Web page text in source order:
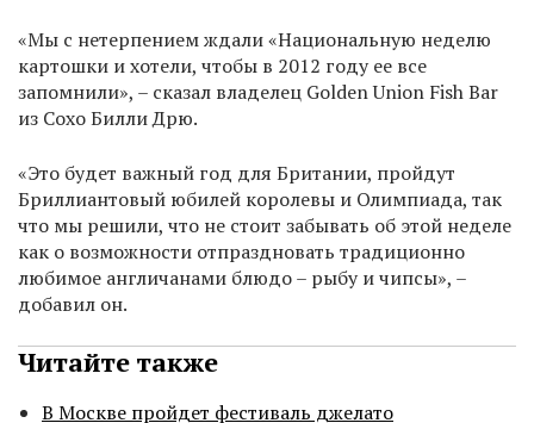
«Мы с нетерпением ждали «Национальную неделю
картошки и хотели, чтобы в 2012 году ее все
запомнили», – сказал владелец Golden Union Fish Bar
из Сохо Билли Дрю.
«Это будет важный год для Британии, пройдут
Бриллиантовый юбилей королевы и Олимпиада, так
что мы решили, что не стоит забывать об этой неделе
как о возможности отпраздновать традиционно
любимое англичанами блюдо – рыбу и чипсы», –
добавил он.
Читайте также
В Москве пройдет фестиваль джелато